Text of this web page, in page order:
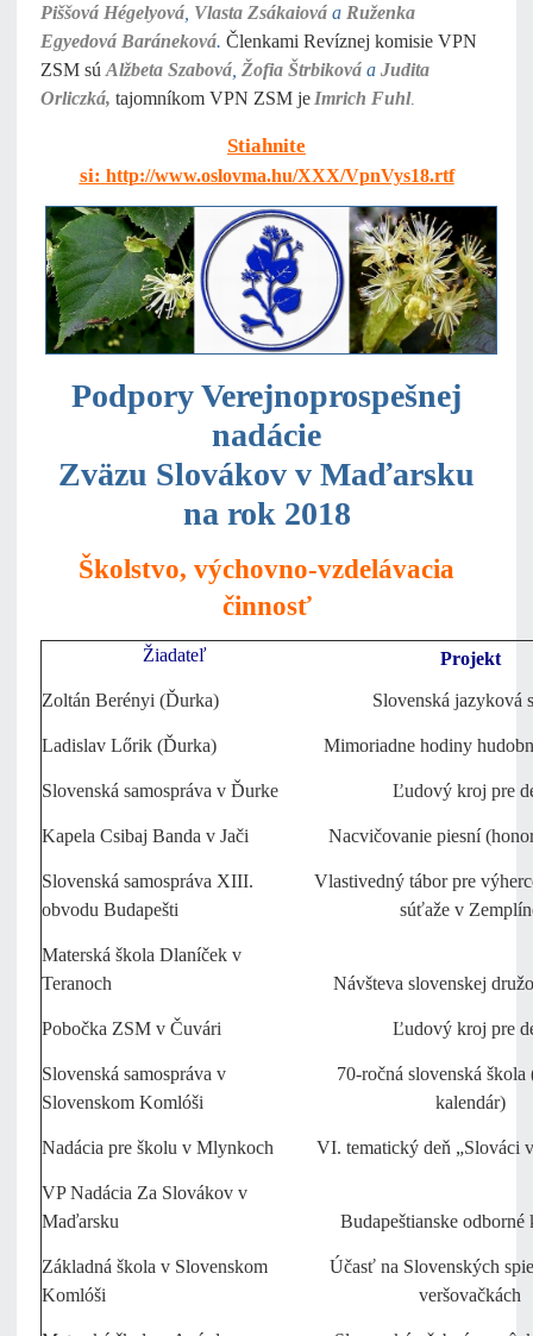
Piššová Hégelyová Vlasta Zsákaiová a Ruženka
Egyedová Baráneková. Členkami Revíznej komisie VPN
ZSM sú Alžbeta Szabová Žofia Štrbiková a Judita
Orliczká, tajomníkom VPN ZSM je Imrich Fuhl.
Stiahnite
si: http://www.oslovma.hu/XXX/VpnVys18.rtf
Podpory Verejnoprospešnej
nadácie
Zväzu Slovákov v Maďarsku
na rok 2018
Školstvo, výchovno-vzdelávacia
činnosť
Žiadateľ Projekt
Zoltán Berényi (Ďurka) Slovenská jazyková
Ladislav Lőrik (Ďurka) Mimoriadne hodiny
Slovenská samospráva v Ďurke Ľudový kroj pre
Kapela Csibaj Banda v Jači Nacvičovanie piesní
Slovenská samospráva XIII.
obvodu Budapešti
Vlastivedný tábor pre
súťaže v
Materská škola Dlaníček v
Teranoch
Návšteva slovenskej
Pobočka ZSM v Čuvári Ľudový kroj pre
Slovenská samospráva v
Slovenskom Komlóši
70-ročná slovenská škola
kalendár)
Nadácia pre školu v Mlynkoch VI. tematický deň „Slováci
VP Nadácia Za Slovákov v
Maďarsku
Budapeštianske odborné
Základná škola v Slovenskom
Komlóši
Účasť na Slovenských
veršovačkách